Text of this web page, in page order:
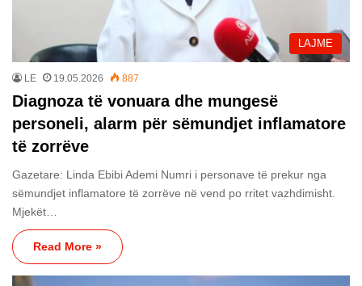
LAJME
LE 19.05.2026 887
Diagnoza të vonuara dhe mungesë
personeli, alarm për sëmundjet inflamatore
të zorrëve
Gazetare: Linda Ebibi Ademi Numri i personave të prekur nga
sëmundjet inflamatore të zorrëve në vend po rritet vazhdimisht.
Mjekët…
Read More »